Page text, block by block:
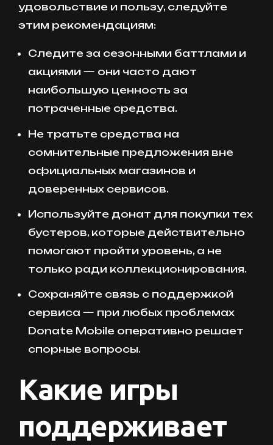
удовольствие и пользу, следуйте
этим рекомендациям:
Следите за сезонными баттлами и
акциями — они часто дают
наибольшую ценность за
потраченные средства.
Не тратьте средства на
сомнительные предложения вне
официальных магазинов и
доверенных сервисов.
Используйте донат для покупки тех
бустеров, которые действительно
помогают пройти уровень, а не
только ради коллекционирования.
Сохраняйте связь с поддержкой
сервиса — при любых проблемах
Donate Mobile оперативно решает
спорные вопросы.
Какие игры
поддерживает